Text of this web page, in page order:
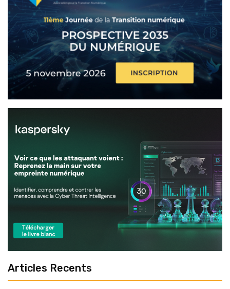
Articles Recents